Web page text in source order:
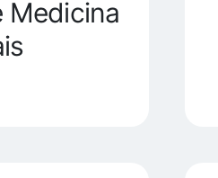
Medicina